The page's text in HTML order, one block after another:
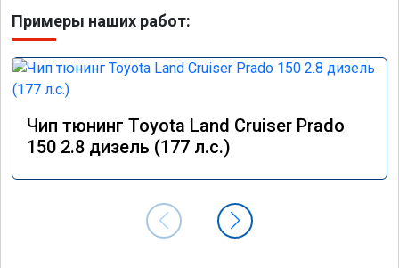
Примеры наших работ:
Чип тюнинг Toyota Land Cruiser Prado
150 2.8 дизель (177 л.с.)